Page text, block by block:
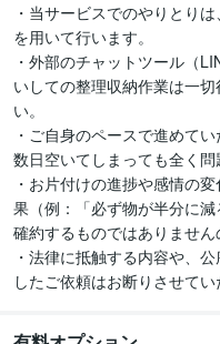
・当サービスでのやりとり
を用いて行います。
・外部のチャットツール（
いしての整理収納作業は一
い。
・ご自身のペースで進めて
数日空いてしまっても全く問
・お片付けの進捗や感情の
果（例：「必ず物が半分に
確約するものではありません
・法律に抵触する内容や、
したご依頼はお断りさせてい